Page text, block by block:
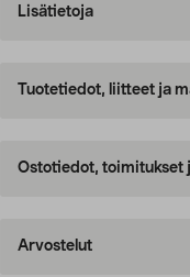
Lisätietoja
Tuotetiedot, liitteet ja
Ostotiedot, toimitukset
Arvostelut